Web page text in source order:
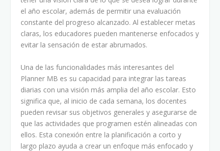
el año escolar, además de permitir una evaluación
constante del progreso alcanzado. Al establecer metas
claras, los educadores pueden mantenerse enfocados y
evitar la sensación de estar abrumados.
Una de las funcionalidades más interesantes del
Planner MB es su capacidad para integrar las tareas
diarias con una visión más amplia del año escolar. Esto
significa que, al inicio de cada semana, los docentes
pueden revisar sus objetivos generales y asegurarse de
que las actividades que programen estén alineadas con
ellos. Esta conexión entre la planificación a corto y
largo plazo ayuda a crear un enfoque más enfocado y